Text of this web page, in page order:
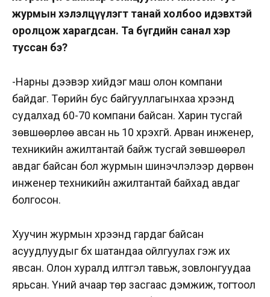
журмын хэлэлцүүлэгт танай холбоо идэвхтэй
оролцож харагдсан. Та бүгдийн санал хэр
туссан бэ?
-Нарны дээвэр хийдэг маш олон компани
байдаг. Төрийн бус байгууллагынхаа хүрээнд
судалхад 60-70 компани байсан. Харин тусгай
зөвшөөрлөө авсан нь 10 хүрэхгүй. Арван инженер,
техникийн ажилтантай байж тусгай зөвшөөрөл
авдаг байсан бол журмын шинэчлэлээр дөрвөн
инженер техникийн ажилтантай байхад авдаг
болгосон.
Хуучин журмын хүрээнд гардаг байсан
асуудлуудыг бүх шатандаа ойлгуулах гэж их
явсан. Олон хуралд илтгэл тавьж, зовлонгуудаа
ярьсан. Үүний ачаар төр засгаас дэмжиж, тогтоол